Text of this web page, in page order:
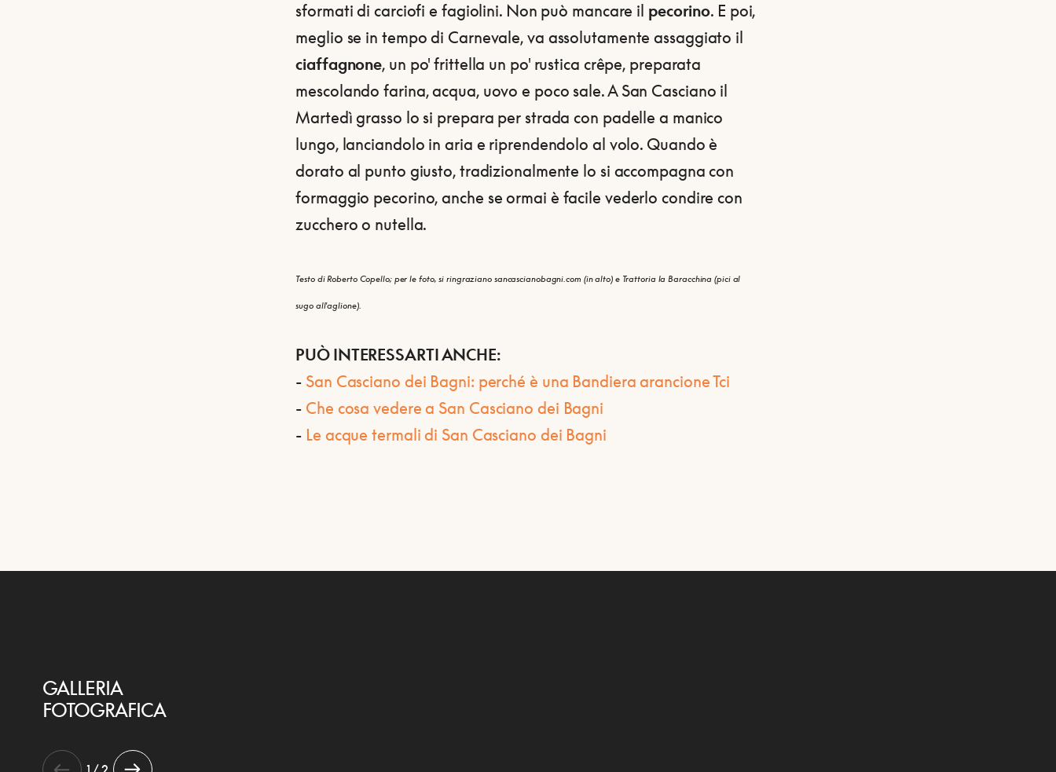
sformati di carciofi e fagiolini. Non può mancare il pecorino. E poi,
meglio se in tempo di Carnevale, va assolutamente assaggiato il
ciaffagnone, un po' frittella un po' rustica crêpe, preparata
mescolando farina, acqua, uovo e poco sale. A San Casciano il
Martedì grasso lo si prepara per strada con padelle a manico
lungo, lanciandolo in aria e riprendendolo al volo. Quando è
dorato al punto giusto, tradizionalmente lo si accompagna con
formaggio pecorino, anche se ormai è facile vederlo condire con
zucchero o nutella.
Testo di Roberto Copello; per le foto, si ringraziano sancascianobagni.com (in alto) e Trattoria la Baracchina (pici al
sugo all'aglione).
PUÒ INTERESSARTI ANCHE:
- San Casciano dei Bagni: perché è una Bandiera arancione Tci
- Che cosa vedere a San Casciano dei Bagni
- Le acque termali di San Casciano dei Bagni
GALLERIA
FOTOGRAFICA